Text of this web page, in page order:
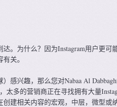
。为什么？因为Instagram用户更可
关。
感兴趣，那么您对Nabaa Al
太多的营销商正在寻找拥有大量
建相关内容的宏观，中层，微型或